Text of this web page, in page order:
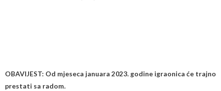
OBAVIJEST: Od mjeseca januara 2023. godine igraonica će trajno
prestati sa radom.